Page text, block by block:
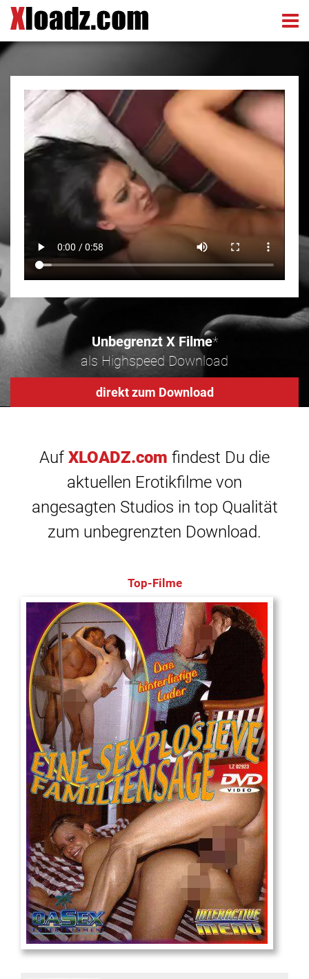
Unbegrenzt X Filme*
als Highspeed Download
direkt zum Download
Auf XLOADZ.com findest Du die
aktuellen Erotikfilme von
angesagten Studios in top Qualität
zum unbegrenzten Download.
Top-Filme
Eine Sexplosieve Fam ...